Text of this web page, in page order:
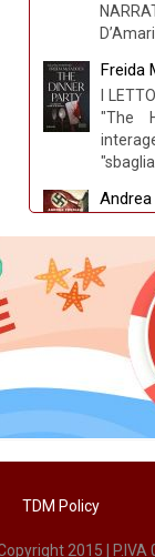
Freida
I
"The
su
tra i
DAL
un
(ore
TDM Policy
2015 | P.IVA